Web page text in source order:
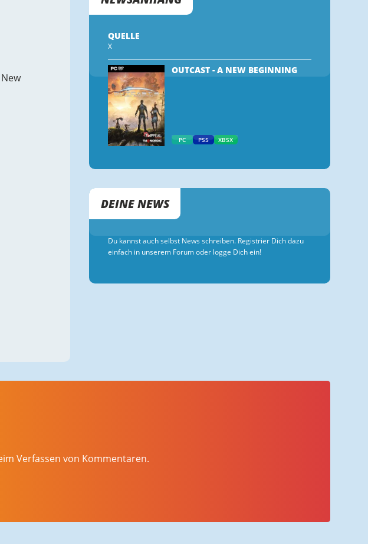
QUELLE
X
OUTCAST - A NEW BEGINNING
PC PS5 XBSX
DEINE NEWS
Du kannst auch selbst News schreiben. Registrier Dich dazu
einfach in unserem Forum oder logge Dich ein!
Verfassen von Kommentaren.